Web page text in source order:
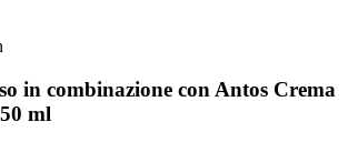
in combinazione con Antos Crema
ml